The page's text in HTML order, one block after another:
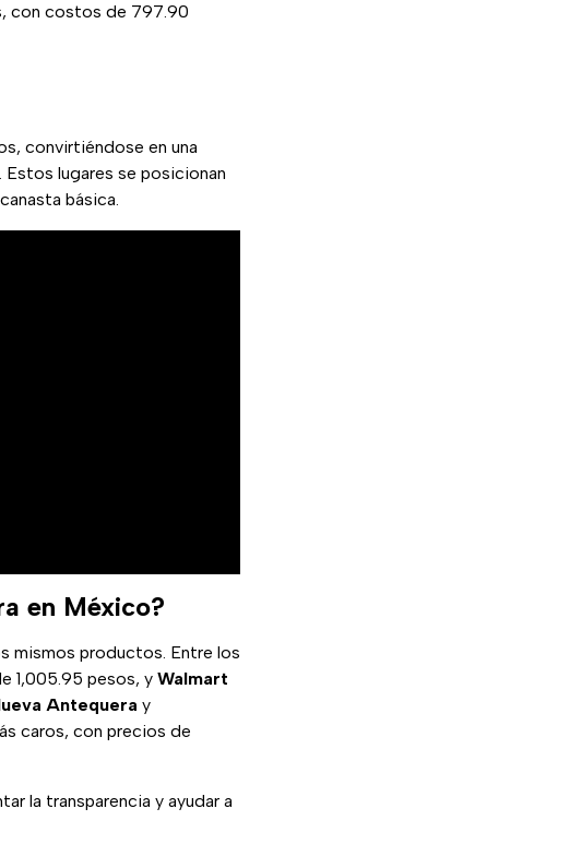
con costos de 797.90
convirtiéndose en una
Estos lugares se posicionan
básica.
en México?
mismos productos. Entre los
1,005.95 pesos, y Walmart
Antequera y
caros, con precios de
la transparencia y ayudar a